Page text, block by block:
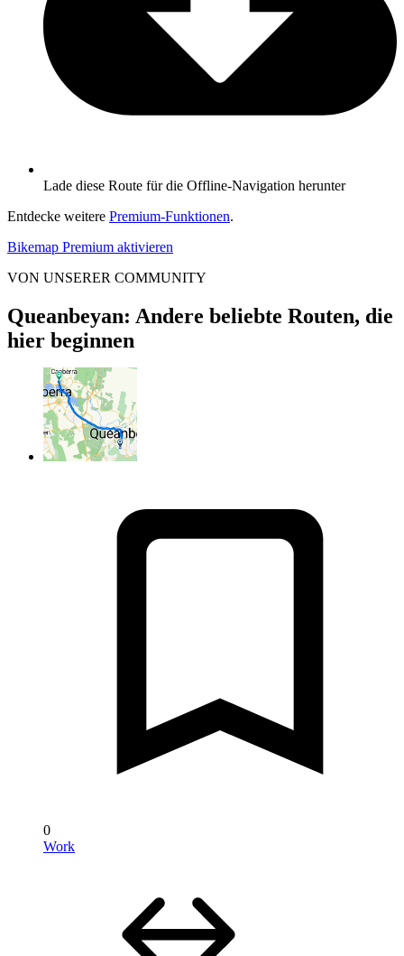
Lade diese Route für die Offline-Navigation herunter
Entdecke weitere Premium-Funktionen.
Bikemap Premium aktivieren
VON UNSERER COMMUNITY
Queanbeyan: Andere beliebte Routen, die
hier beginnen
0
Work